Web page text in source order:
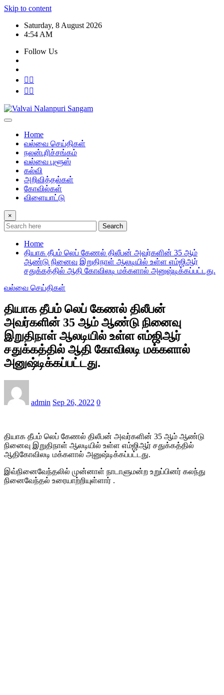
Skip to content
Saturday, 8 August 2026
4:54 AM
Follow Us
Home
வல்வை செய்திகள்
நலன்புரிச்சங்கம்
வல்வை புளூஸ்
கல்வி
அறிவித்தல்கள்
கோவில்கள்
விளையாட்டு
×
Search
Home
தியாக தீபம் லெப் கேணல் திலீபன் அவர்களின் 35 ஆம்
ஆண்டு நினைவு இறுதிநாள் ஆலடியில் உள்ள எம்ஜிஆர்
சதுக்கத்தில் ஆதி கோவிலடி மக்களால் அனுஷ்டிக்கப்பட்டது.
வல்வை செய்திகள்
தியாக தீபம் லெப் கேணல் திலீபன்
அவர்களின் 35 ஆம் ஆண்டு நினைவு
இறுதிநாள் ஆலடியில் உள்ள எம்ஜிஆர்
சதுக்கத்தில் ஆதி கோவிலடி மக்களால்
அனுஷ்டிக்கப்பட்டது.
admin Sep 26, 2022 0
தியாக தீபம் லெப் கேணல் திலீபன் அவர்களின் 35 ஆம் ஆண்டு
நினைவு இறுதிநாள் ஆலடியில் உள்ள எம்ஜிஆர் சதுக்கத்தில்
ஆதிகோவிலடி மக்களால் அனுஷ்டிக்கப்பட்டது.
இவ்நினைவேந்தலில் முன்னாள் நாடாளுமன்ற உறுப்பினர் கலந்து
நினைவேந்தல் உரையாற்றியுள்ளார் .